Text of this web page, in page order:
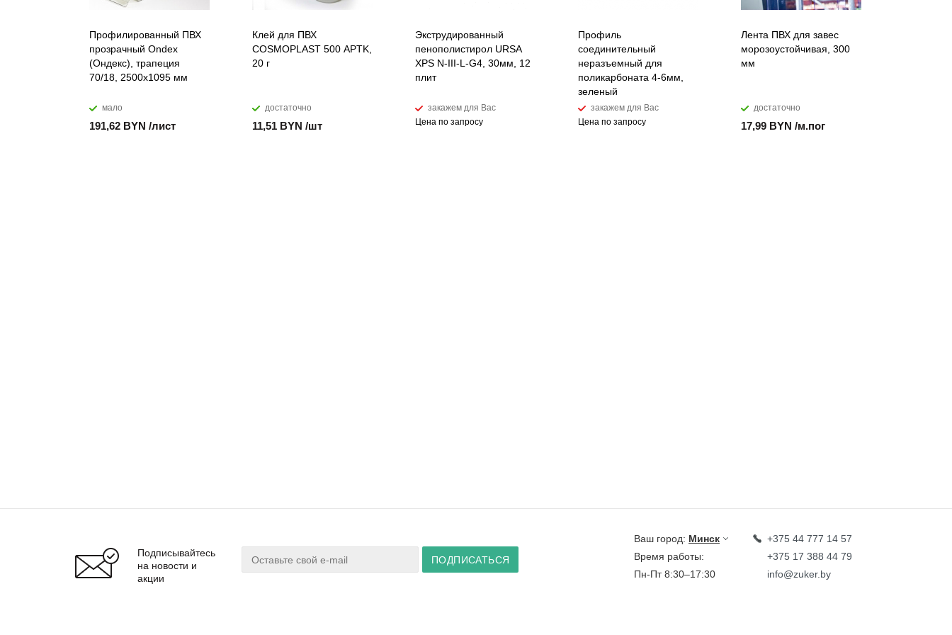
Профилированный ПВХ
прозрачный Ondex
(Ондекс), трапеция
70/18, 2500х1095 мм
мало
191,62 BYN /лист
Клей для ПВХ
COSMOPLAST 500 APTK,
20 г
достаточно
11,51 BYN /шт
Экструдированный
пенополистирол URSA
XPS N-III-L-G4, 30мм, 12
плит
закажем для Вас
Цена по запросу
Профиль
соединительный
неразъемный для
поликарбоната 4-6мм,
зеленый
закажем для Вас
Цена по запросу
Лента ПВХ для завес
морозоустойчивая, 300
мм
достаточно
17,99 BYN /м.пог
Подписывайтесь
на новости и
акции
Ваш город: Минск
Время работы:
Пн-Пт 8:30–17:30
+375 44 777 14 57
+375 17 388 44 79
info@zuker.by